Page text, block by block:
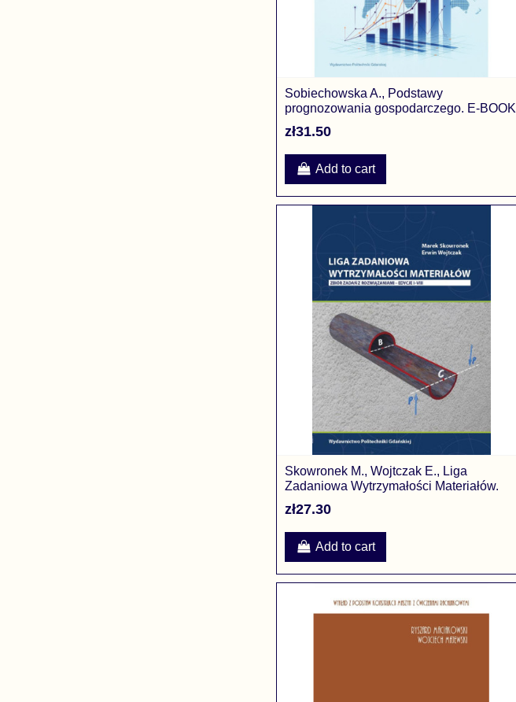
Sobiechowska A., Podstawy
prognozowania gospodarczego. E-BOOK
zł31.50
Add to cart
Skowronek M., Wojtczak E., Liga
Zadaniowa Wytrzymałości Materiałów.
Zbiór zadań z...
zł27.30
Add to cart